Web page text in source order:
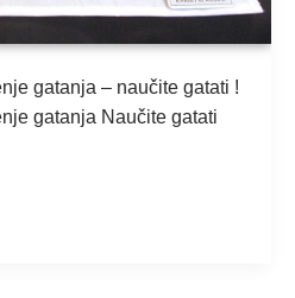
gatanja – naučite gatati !
gatanja Naučite gatati